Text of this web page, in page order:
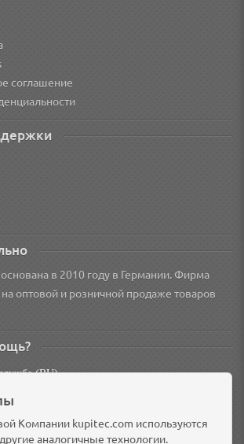
соглашение
в 2010 году в Германии. Фирма
оптовой и розничной продаже товаров
(RU)
Берлин
Омск
Компании kupitec.com используются
аналогичные технологии.